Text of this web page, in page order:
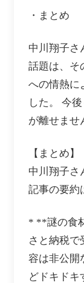
・まとめ
中川翔子さ
話題は、そ
への情熱に
した。 今
が離せませ
【まとめ】
中川翔子さ
記事の要約
* **謎の食
さと納税で
容は非公開
どドキドキ